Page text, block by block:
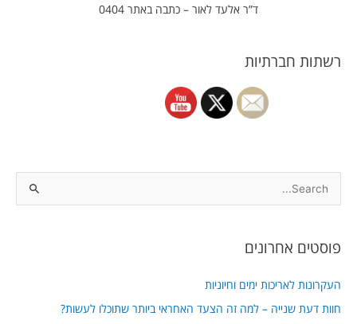
ד”ר אלעד לאור – כתבה באתר 0404
רשתות חברתיות
rפוסטים אחרונים
העקרונות לאריכות ימים וחיוניות
חוות דעת שנייה – למה זה הצעד האחראי ביותר שתוכלו לעשות?